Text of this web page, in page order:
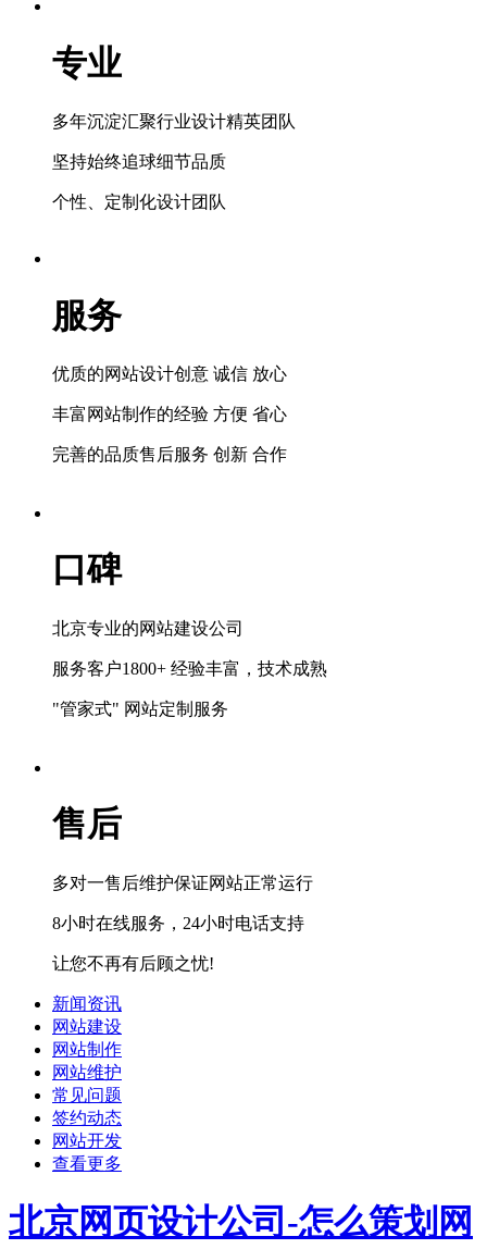
专业
多年沉淀汇聚行业设计精英团队
坚持始终追球细节品质
个性、定制化设计团队
服务
优质的网站设计创意 诚信 放心
丰富网站制作的经验 方便 省心
完善的品质售后服务 创新 合作
口碑
北京专业的网站建设公司
服务客户1800+ 经验丰富，技术成熟
"管家式" 网站定制服务
售后
多对一售后维护保证网站正常运行
8小时在线服务，24小时电话支持
让您不再有后顾之忧!
新闻资讯
网站建设
网站制作
网站维护
常见问题
签约动态
网站开发
查看更多
北京网页设计公司-怎么策划网